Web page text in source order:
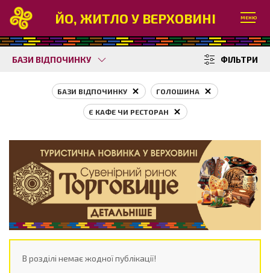
ЙО, ЖИТЛО У ВЕРХОВИНІ МЕНЮ
БАЗИ ВІДПОЧИНКУ ФІЛЬТРИ
БАЗИ ВІДПОЧИНКУ ГОЛОШИНА
Є КАФЕ ЧИ РЕСТОРАН
В розділі немає жодної публікації!